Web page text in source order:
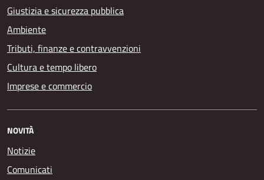
Giustizia e sicurezza pubblica
Ambiente
Tributi, finanze e contravvenzioni
Cultura e tempo libero
Imprese e commercio
NOVITÀ
Notizie
Comunicati